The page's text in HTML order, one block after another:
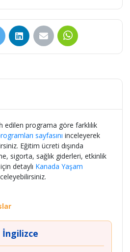
programa göre farklılık
sayfasını inceleyerek
Eğitim ücreti dışında
sigorta, sağlık giderleri, etkinlik
detaylı Kanada Yaşam
İngilizce